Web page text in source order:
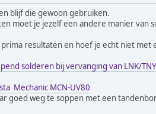
blijf die gewoon gebruiken.
moet je jezelf een andere manier van
resultaten en hoef je echt niet
solderen bij vervanging van LNK/
Mechanic MCN-UV80
goed weg te soppen met een